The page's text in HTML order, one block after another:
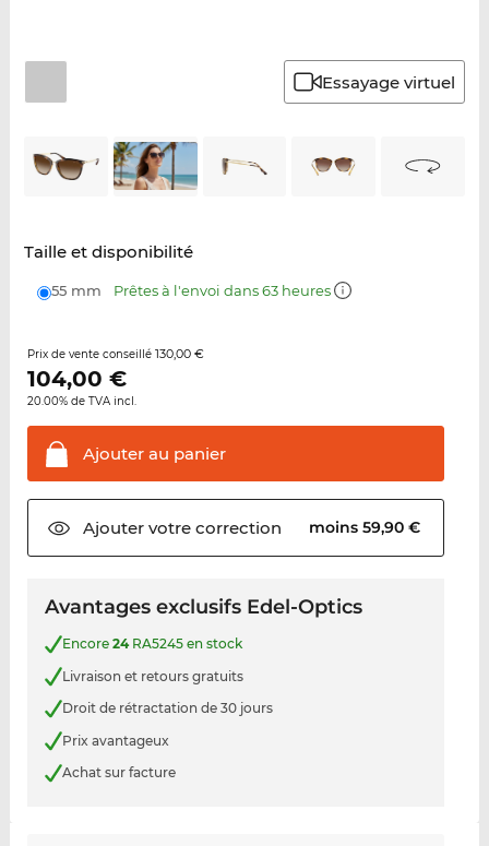
Essayage virtuel
Taille et disponibilité
55 mm Prêtes à l'envoi dans 63 heures
Prix de vente conseillé 130,00 €
104,00 €
20.00% de TVA incl.
Ajouter au panier
Ajouter votrecorrection moins 59,90 €
Avantages exclusifs Edel-Optics
Encore 24RA5245 en stock
Livraison et retours gratuits
Droit de rétractation de 30 jours
Prix avantageux
Achat sur facture